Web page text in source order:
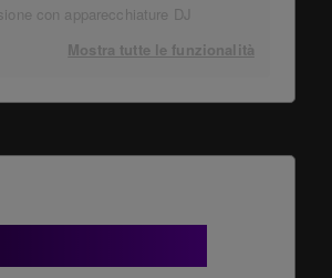
con apparecchiature DJ
Mostra tutte le funzionalità
Option